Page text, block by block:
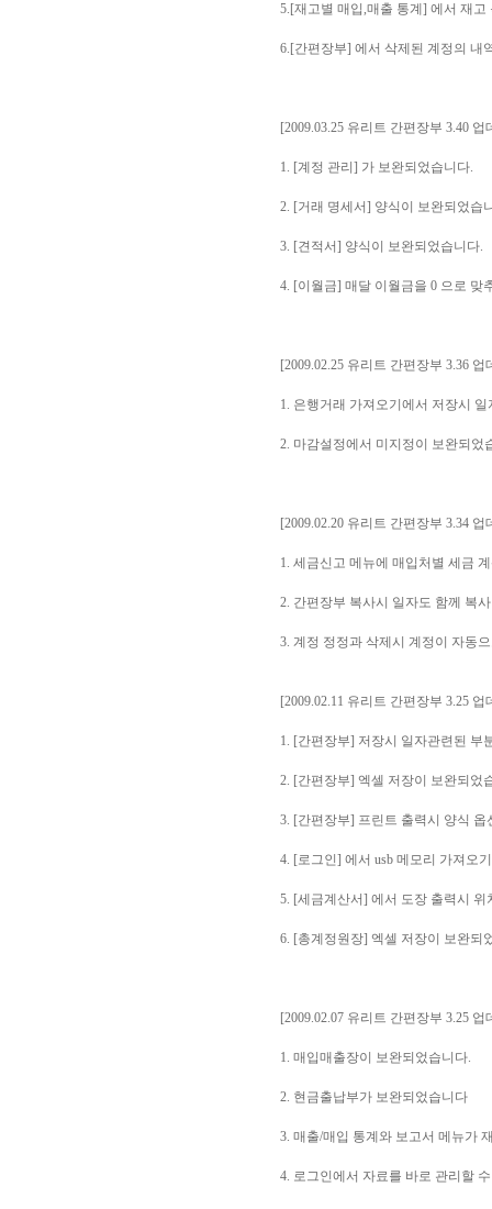
5.[재고별 매입,매출 통계] 에서 재
6.[간편장부] 에서 삭제된 계정의 내
[2009.03.25 유리트 간편장부 3.40 업
1. [계정 관리] 가 보완되었습니다.
2. [거래 명세서] 양식이 보완되었습
3. [견적서] 양식이 보완되었습니다.
4. [이월금] 매달 이월금을 0 으로 맞
[2009.02.25 유리트 간편장부 3.36 업
1. 은행거래 가져오기에서 저장시
2. 마감설정에서 미지정이 보완되었
[2009.02.20 유리트 간편장부 3.34 업
1. 세금신고 메뉴에 매입처별 세금
2. 간편장부 복사시 일자도 함께 복
3. 계정 정정과 삭제시 계정이 자동
[2009.02.11 유리트 간편장부 3.25 업
1. [간편장부] 저장시 일자관련된 부
2. [간편장부] 엑셀 저장이 보완되었
3. [간편장부] 프린트 출력시 양식 옵
4. [로그인] 에서 usb 메모리 가져오
5. [세금계산서] 에서 도장 출력시
6. [총계정원장] 엑셀 저장이 보완되
[2009.02.07 유리트 간편장부 3.25 업
1. 매입매출장이 보완되었습니다.
2. 현금출납부가 보완되었습니다
3. 매출/매입 통계와 보고서 메뉴가
4. 로그인에서 자료를 바로 관리할